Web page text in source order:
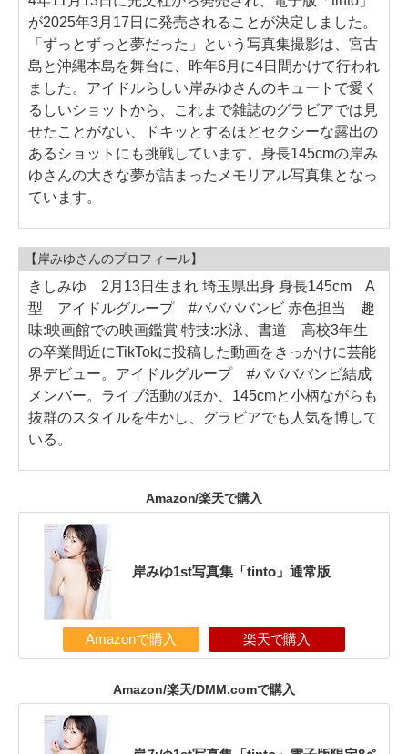
が2025年3月17日に発売されることが決定しました。
「ずっとずっと夢だった」という写真集撮影は、宮古
島と沖縄本島を舞台に、昨年6月に4日間かけて行われ
ました。アイドルらしい岸みゆさんのキュートで愛く
るしいショットから、これまで雑誌のグラビアでは見
せたことがない、ドキッとするほどセクシーな露出の
あるショットにも挑戦しています。身長145cmの岸み
ゆさんの大きな夢が詰まったメモリアル写真集となっ
ています。
【岸みゆさんのプロフィール】
きしみゆ 2月13日生まれ 埼玉県出身 身長145cm A
型 アイドルグループ #ババババンビ 赤色担当 趣
味:映画館での映画鑑賞 特技:水泳、書道 高校3年生
の卒業間近にTikTokに投稿した動画をきっかけに芸能
界デビュー。アイドルグループ #ババババンビ結成
メンバー。ライブ活動のほか、145cmと小柄ながらも
抜群のスタイルを生かし、グラビアでも人気を博して
いる。
Amazon/楽天で購入
岸みゆ1st写真集「tinto」通常版
Amazonで購入 楽天で購入
Amazon/楽天/DMM.comで購入